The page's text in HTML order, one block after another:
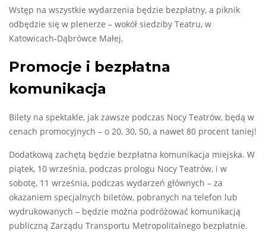
Wstęp na wszystkie wydarzenia będzie bezpłatny, a piknik
odbędzie się w plenerze – wokół siedziby Teatru, w
Katowicach-Dąbrówce Małej.
Promocje i bezpłatna
komunikacja
Bilety na spektakle, jak zawsze podczas Nocy Teatrów, będą w
cenach promocyjnych – o 20, 30, 50, a nawet 80 procent taniej!
Dodatkową zachętą będzie bezpłatna komunikacja miejska. W
piątek, 10 września, podczas prologu Nocy Teatrów, i w
sobotę, 11 września, podczas wydarzeń głównych – za
okazaniem specjalnych biletów, pobranych na telefon lub
wydrukowanych – będzie można podróżować komunikacją
publiczną Zarządu Transportu Metropolitalnego bezpłatnie.